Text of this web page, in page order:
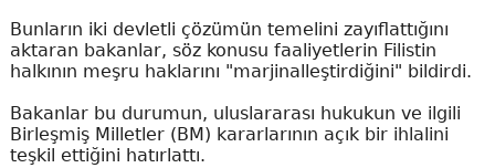
Bunların iki devletli çözümün temelini zayıflattığını
aktaran bakanlar, söz konusu faaliyetlerin Filistin
halkının meşru haklarını "marjinalleştirdiğini" bildirdi.
Bakanlar bu durumun, uluslararası hukukun ve ilgili
Birleşmiş Milletler (BM) kararlarının açık bir ihlalini
teşkil ettiğini hatırlattı.